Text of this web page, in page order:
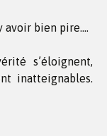
avoir bien pire….
s’éloignent,
inatteignables.